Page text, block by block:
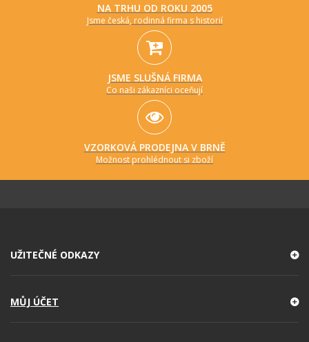
NA TRHU OD ROKU 2005
Jsme česká, rodinná firma s historií
JSME SLUŠNÁ FIRMA
Co naši zákazníci oceňují
VZORKOVÁ PRODEJNA V BRNĚ
Možnost prohlédnout si zboží
UŽITEČNÉ ODKAZY
MŮJ ÚČET